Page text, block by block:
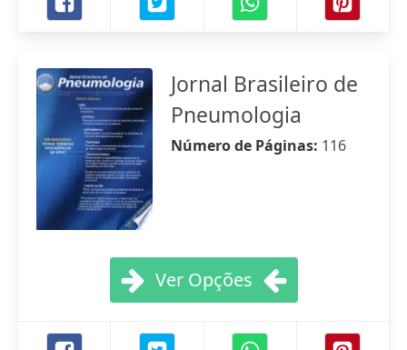
Jornal Brasileiro de
Pneumologia
Número de Páginas: 116
Ver Opções